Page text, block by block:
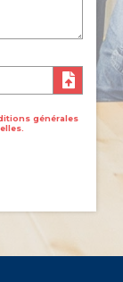
générales